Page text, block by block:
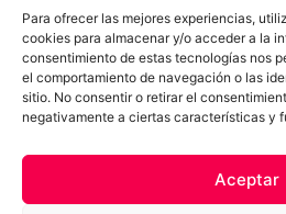
Para ofrecer las mejores experiencias,
cookies para almacenar y/o acceder a la
consentimiento de estas tecnologías nos
el comportamiento de navegación o las
sitio. No consentir o retirar el
negativamente a ciertas características y
Aceptar
Política de cookies
Términos y Condiciones